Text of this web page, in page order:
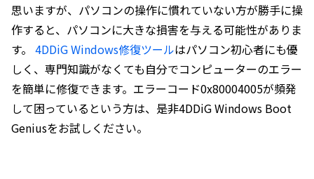
思いますが、パソコンの操作に慣れていない方が勝手に操
作すると、パソコンに大きな損害を与える可能性がありま
す。 4DDiG Windows修復ツールはパソコン初心者にも優
しく、専門知識がなくても自分でコンピューターのエラー
を簡単に修復できます。エラーコード0x80004005が頻発
して困っているという方は、是非4DDiG Windows Boot
Geniusをお試しください。